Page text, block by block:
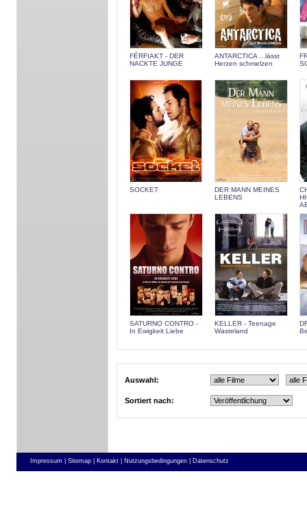
FÉRFIAKT - DER
NACKTE JUNGE
ANTARCTICA ...lässt
Herzen schmelzen
SOCKET
DER MANN MEINES
LEBENS
SATURNO CONTRO -
In Ewigkeit Liebe
KELLER - Teenage
Wasteland
Auswahl:
Sortiert nach:
Impressum | Sitemap | Kontakt | Nutzungsbedingungen | Datenschutz